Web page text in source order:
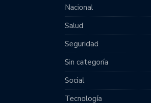
Nacional
Salud
Seguridad
Sin categoría
Social
Tecnología